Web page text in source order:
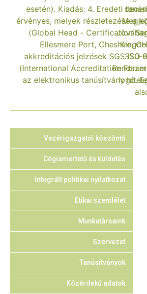
Vezérigazgatói köszöntő
Cégismertető és küldetés
Integrált politikai nyilatkozat
Etikai szemlélet
Munkatársaink
Szervezet
Tanúsítványok
Közérdekű adatok